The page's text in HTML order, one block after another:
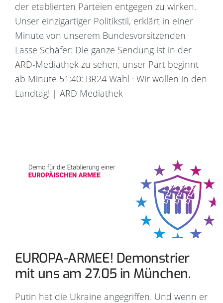
der etablierten Parteien entgegen zu wirken.
Unser einzigartiger Politikstil, erklärt in einer
Minute von unserem Bundesvorsitzenden
Lasse Schäfer: Die ganze Sendung ist in der
ARD-Mediathek zu sehen, unser Part beginnt
ab Minute 51:40: BR24 Wahl · Wir wollen in den
Landtag! | ARD Mediathek
EUROPA-ARMEE! Demonstrier
mit uns am 27.05 in München.
Putin hat die Ukraine angegriffen. Und wenn er